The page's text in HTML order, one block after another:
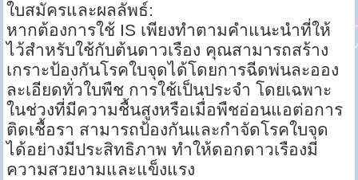
ใบสมัครและผลลัพธ์:
หากต้องการใช้ IS เพียงทำตามคำแนะนำที่ให้
ไว้สำหรับใช้กับต้นดาวเรือง คุณสามารถสร้าง
เกราะป้องกันโรคใบจุดได้โดยการฉีดพ่นละออง
ละเอียดทั่วใบพืช การใช้เป็นประจำ โดยเฉพาะ
ในช่วงที่มีความชื้นสูงหรือเมื่อพืชอ่อนแอต่อการ
ติดเชื้อรา สามารถป้องกันและกำจัดโรคใบจุด
ได้อย่างมีประสิทธิภาพ ทำให้ดอกดาวเรืองมี
ความสวยงามและแข็งแรง